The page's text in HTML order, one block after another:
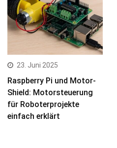
23. Juni 2025
Raspberry Pi und Motor-
Shield: Motorsteuerung
für Roboterprojekte
einfach erklärt